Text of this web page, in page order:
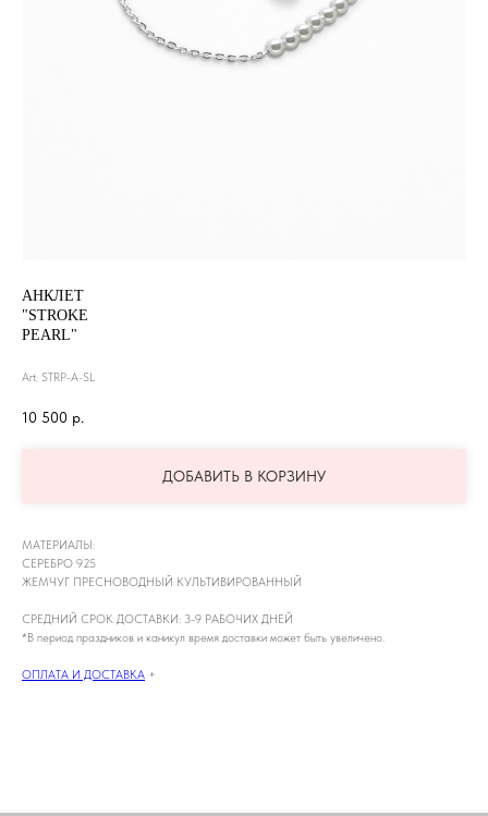
АНКЛЕТ
"STROKE
PEARL"
Art: STRP-A-SL
10 500 р.
ДОБАВИТЬ В КОРЗИНУ
МАТЕРИАЛЫ:
СЕРЕБРО 925
ЖЕМЧУГ ПРЕСНОВОДНЫЙ КУЛЬТИВИРОВАННЫЙ
СРЕДНИЙ СРОК ДОСТАВКИ: 3-9 РАБОЧИХ ДНЕЙ
*В период праздников и каникул время доставки может быть увеличено.
ОПЛАТА И ДОСТАВКА +